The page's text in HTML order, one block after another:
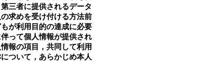
三者に提供されるデータ
求めを受け付ける方法前
が利用目的の達成に必要
って個人情報が提供され
報の項目，共同して利用
ついて，あらかじめ本人